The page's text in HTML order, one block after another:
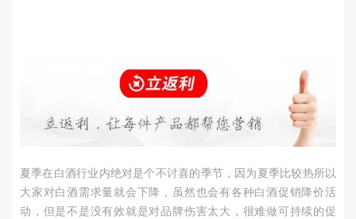
夏季在白酒行业内绝对是个不讨喜的季节，因为夏季比较热所以
大家对白酒需求量就会下降，虽然也会有各种白酒促销降价活
动，但是不是没有效就是对品牌伤害太大，很难做可持续的促